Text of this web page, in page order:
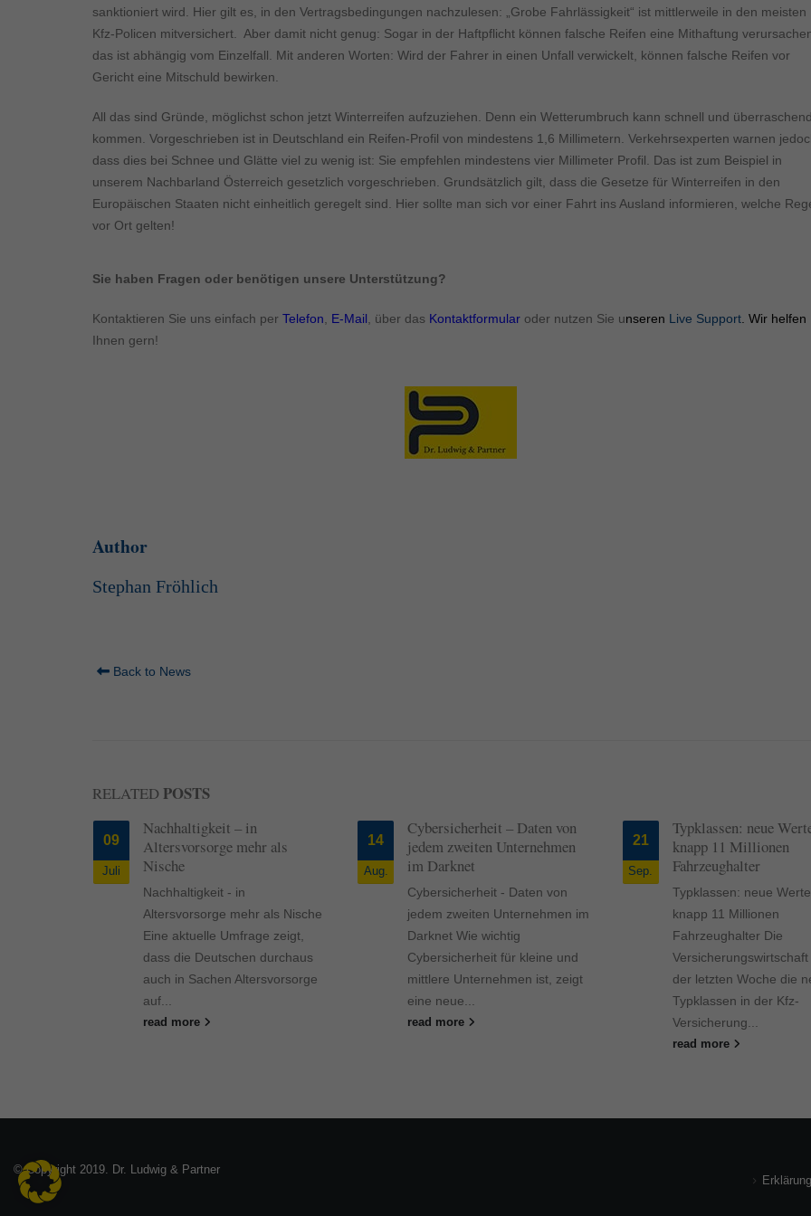
sanktioniert wird. Hier gilt es, in den Vertragsbedingungen nachzulesen: „Grobe Fahrlässigkeit“ ist mittlerweile in den meisten
Kfz-Policen mitversichert. Aber damit nicht genug: Sogar in der Haftpflicht können falsche Reifen eine Mithaftung
das ist abhängig vom Einzelfall. Mit anderen Worten: Wird der Fahrer in einen Unfall verwickelt, können falsche Reifen vor
Gericht eine Mitschuld bewirken.
All das sind Gründe, möglichst schon jetzt Winterreifen aufzuziehen. Denn ein Wetterumbruch kann schnell und überraschend
kommen. Vorgeschrieben ist in Deutschland ein Reifen-Profil von mindestens 1,6 Millimetern. Verkehrsexperten warnen
dass dies bei Schnee und Glätte viel zu wenig ist: Sie empfehlen mindestens vier Millimeter Profil. Das ist zum Beispiel in
unserem Nachbarland Österreich gesetzlich vorgeschrieben. Grundsätzlich gilt, dass die Gesetze für Winterreifen in den
Europäischen Staaten nicht einheitlich geregelt sind. Hier sollte man sich vor einer Fahrt ins Ausland informieren, welche
vor Ort gelten!
Sie haben Fragen oder benötigen unsere Unterstützung?
Kontaktieren Sie uns einfach per Telefon, E-Mail, über das Kontaktformular oder nutzen Sie unseren Live Support. Wir helfen
Ihnen gern!
Author
Stephan Fröhlich
Back to News
RELATED POSTS
09
Juli
Nachhaltigkeit – in
Altersvorsorge mehr als
Nische
Nachhaltigkeit - in
Altersvorsorge mehr als Nische
Eine aktuelle Umfrage zeigt,
dass die Deutschen durchaus
auch in Sachen Altersvorsorge
auf...
read more
14
Aug.
Cybersicherheit – Daten von
jedem zweiten Unternehmen
im Darknet
Cybersicherheit - Daten von
jedem zweiten Unternehmen im
Darknet Wie wichtig
Cybersicherheit für kleine und
mittlere Unternehmen ist, zeigt
eine neue...
read more
21
Sep.
Typklassen: neue
knapp 11 Millionen
Fahrzeughalter
Typklassen: neue
knapp 11 Millionen
Fahrzeughalter Die
Versicherungswirtschaft
der letzten Woche die
Typklassen in der Kfz-
Versicherung...
read more
© Copyright 2019. Dr. Ludwig & Partner
akzeptiert werden, bedarf der Zugriff auf diese Inhalte keiner manuellen Einwilligung mehr.